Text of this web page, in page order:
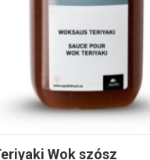
Wok szósz